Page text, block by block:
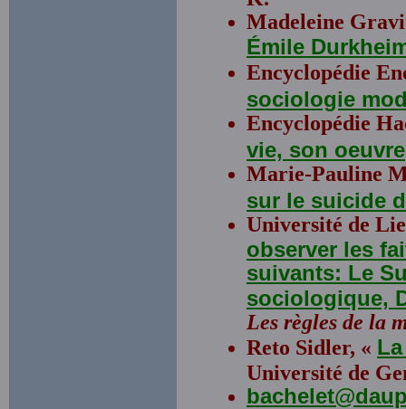
Madeleine
Émile
Encyclopédie
sociologie
Encyclopédie
vie, son oeuvre
Marie-Pauline
sur le suicide
Université de
observer les
suivants: Le
sociologique,
Les règles de la
Reto Sidler, «
Université de